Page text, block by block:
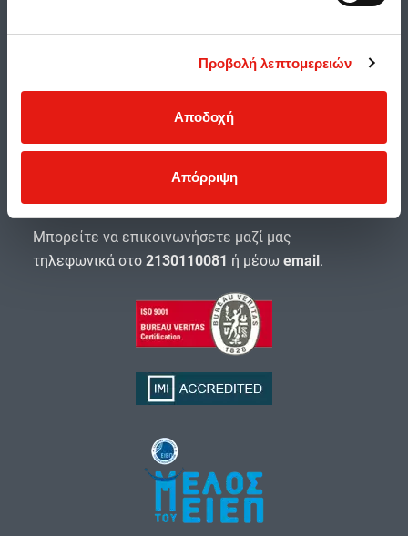
Προβολή λεπτομερειών
Αποδοχή
Απόρριψη
Είμαστε στη διάθεσή σας όλο το 24ωρο, 365 μέρες
Μπορείτε να επικοινωνήσετε μαζί μας
τηλεφωνικά στο 2130110081 ή μέσω email.